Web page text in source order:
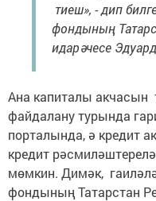
тиеш», - дип
фондының
идарәчесе
Ана капиталы акчасын
файдалану турында
порталында, ә кредит
кредит
мөмкин. Димәк,
фондының Татарстан